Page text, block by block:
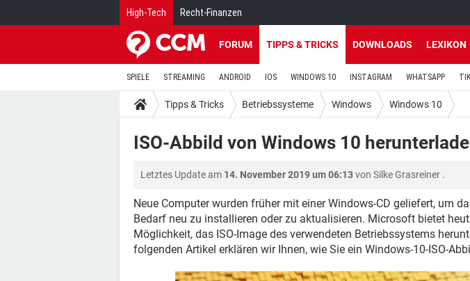
High-Tech Recht-Finanzen
FORUM TIPPS & TRICKS DOWNLOADS LEXIKON
SPIELE STREAMING ANDROID IOS WINDOWS 10 INSTAGRAM WHATSAPP
Tipps & Tricks Betriebssysteme Windows Windows 10
ISO-Abbild von Windows 10
Letztes Update am 14. November 2019 um 06:13von Silke Grasreiner .
Neue Computer wurden früher mit einer Windows-CD geliefert, um
Bedarf neu zu installieren oder zu aktualisieren. Microsoft bietet
Möglichkeit, das ISO-Image des verwendeten Betriebssystems
folgenden Artikel erklären wir Ihnen, wie Sie ein Windows-10-ISO-